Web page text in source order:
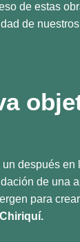
de estas
de
después
de una
para